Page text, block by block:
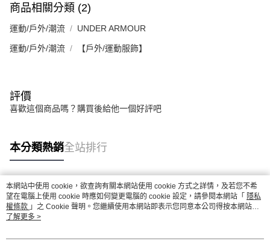
商品相關分類 (2)
運動/戶外/潮流 UNDER ARMOUR
運動/戶外/潮流 【戶外/運動服飾】
評價
喜歡這個商品嗎？購買後給他一個好評吧
本分類熱銷全站排行
熱門標籤
本網站中使用 cookie，欲查詢有關本網站使用 cookie 方式之詳情，及若您不希
望在電腦上使用 cookie 時應如何變更電腦的 cookie 設定，請參閱本網站「 隱私
權條款 」之 Cookie 聲明。您繼續使用本網站即表示您同意本公司得按本網站使
用條款之 Cookie 聲明使用 cookie。
了解更多 >